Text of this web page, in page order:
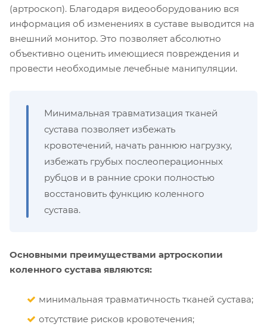
(артроскоп). Благодаря видеооборудованию вся
информация об изменениях в суставе выводится на
внешний монитор. Это позволяет абсолютно
объективно оценить имеющиеся повреждения и
провести необходимые лечебные манипуляции.
Минимальная травматизация тканей
сустава позволяет избежать
кровотечений, начать раннюю нагрузку,
избежать грубых послеоперационных
рубцов и в ранние сроки полностью
восстановить функцию коленного
сустава.
Основными преимуществами артроскопии
коленного сустава являются:
минимальная травматичность тканей сустава;
отсутствие рисков кровотечения;